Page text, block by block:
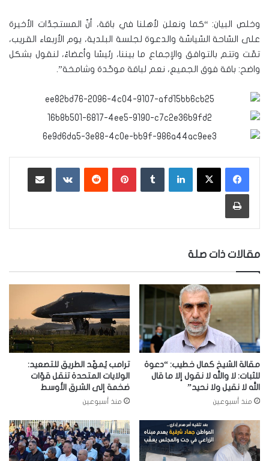
وخلص البيان: “كما ونعلن لأهلنا في باقة، أنّ المستجدّات الأخيرة
على السّاحة السّياسّة والدعوة لجلسة البلدية، يوم الأربعاء القريب،
تمّت وتتم بالتوافق والإجماع ما بيننا، رئيسًا وأعضاءً، لنقول بشكل
واضح: باقة فوق الجميع، نعم لباقة موحّدة وشامخة”.
لينكدإن بينتيريست ‏VKontakte
طباعة
مقالات ذات صلة
مقالة الشيخ كمال خطيب: “دعوة
للثبات: لا والله لا نقول إلا ما قال
الله لا نقيل ولا نحيد”
منذ أسبوعين
ترامب يُمهّد الطريق للتصعيد:
الولايات المتحدة تنقل قوّات
ضخمة إلى الشرق الأوسط
منذ أسبوعين